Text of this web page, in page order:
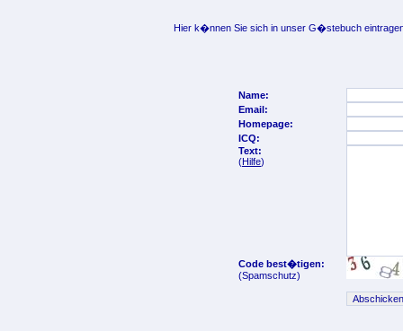
Hier k�nnen Sie sich in unser G�stebuch
Name:
Email:
Homepage:
ICQ:
Text:
(Hilfe)
Code best�tigen:
(Spamschutz)